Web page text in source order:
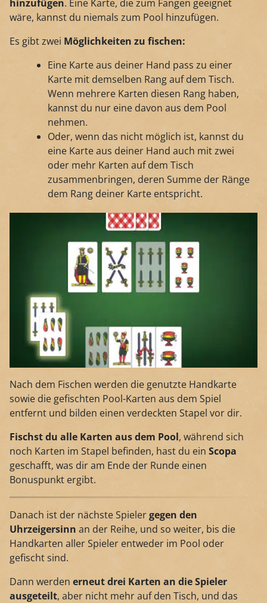
hinzufügen. Eine Karte, die zum Fangen geeignet
wäre, kannst du niemals zum Pool hinzufügen.
Es gibt zwei Möglichkeiten zu fischen:
Eine Karte aus deiner Hand pass zu einer
Karte mit demselben Rang auf dem Tisch.
Wenn mehrere Karten diesen Rang haben,
kannst du nur eine davon aus dem Pool
nehmen.
Oder, wenn das nicht möglich ist, kannst du
eine Karte aus deiner Hand auch mit zwei
oder mehr Karten auf dem Tisch
zusammenbringen, deren Summe der Ränge
dem Rang deiner Karte entspricht.
Nach dem Fischen werden die genutzte Handkarte
sowie die gefischten Pool-Karten aus dem Spiel
entfernt und bilden einen verdeckten Stapel vor dir.
Fischst du alle Karten aus dem Pool, während sich
noch Karten im Stapel befinden, hast du ein Scopa
geschafft, was dir am Ende der Runde einen
Bonuspunkt ergibt.
Danach ist der nächste Spielergegen den
Uhrzeigersinn an der Reihe, und so weiter, bis die
Handkarten aller Spieler entweder im Pool oder
gefischt sind.
Dann werden erneut drei Karten an die Spieler
ausgeteilt, aber nicht mehr auf den Tisch, und das